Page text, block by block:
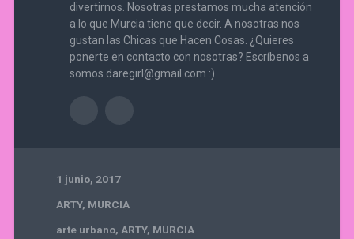
divertirnos. Nosotras prestamos mucha atención
a lo que Murcia tiene que decir. A nosotras nos
gustan las Chicas que Hacen Cosas. ¿Quieres
ponerte en contacto con nosotras? Escríbenos a
somos.daregirl@gmail.com :)
1 junio, 2017
ARTY, MURCIA
arte urbano, ARTY, MURCIA